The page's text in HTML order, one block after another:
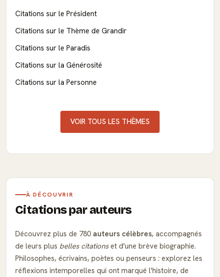
Citations sur le Président
Citations sur le Thème de Grandir
Citations sur le Paradis
Citations sur la Générosité
Citations sur la Personne
VOIR TOUS LES THÈMES
À DÉCOUVRIR
Citations par auteurs
Découvrez plus de 780 auteurs célèbres, accompagnés
de leurs plus belles citationset d'une brève biographie.
Philosophes, écrivains, poètes ou penseurs : explorez les
réflexions intemporelles qui ont marqué l'histoire, de